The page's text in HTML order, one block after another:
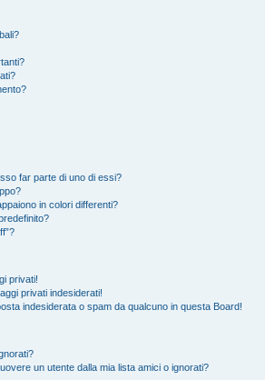
far parte di uno di essi?
in colori differenti?
privati!
privati indesiderati!
indesiderata o spam da qualcuno in questa Board!
un utente dalla mia lista amici o ignorati?